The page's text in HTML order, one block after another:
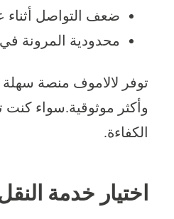
ضعف التواصل أثناء
محدودية المرونة
توفر لالاموف منصة
وأكثر موثوقية.سواء
الكفاءة.
اختيار خدمة